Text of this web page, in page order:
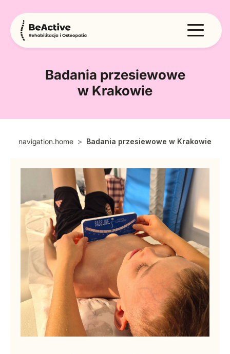
Badania przesiewowe
w Krakowie
navigation.home Badania przesiewowe w Krakowie